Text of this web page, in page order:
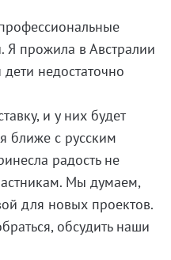
прожила в Австралии
недостаточно
и у них будет
ближе с русским
радость не
Мы думаем,
для новых проектов.
обсудить наши